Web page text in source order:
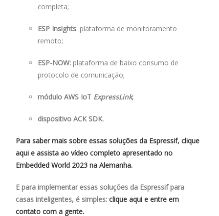
completa;
ESP Insights: plataforma de monitoramento
remoto;
ESP-NOW: plataforma de baixo consumo de
protocolo de comunicação;
módulo AWS IoT ExpressLink;
dispositivo ACK SDK.
Para saber mais sobre essas soluções da Espressif, clique
aqui e assista ao vídeo completo apresentado no
Embedded World 2023 na Alemanha.
E para implementar essas soluções da Espressif para
casas inteligentes, é simples:clique aqui e entre em
contato com a gente.